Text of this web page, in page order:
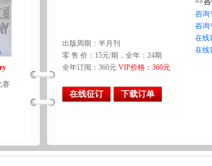
赛
出版周期：半月刊
零 售 价：15元/期，全年：24期
全年订阅：360元 VIP价格：360元
在线征订 下载订单